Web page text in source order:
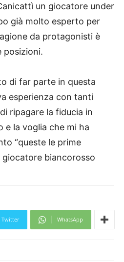
un giocatore under
già molto esperto per
da protagonisti è
posizioni.
di far parte in questa
esperienza con tanti
ripagare la fiducia in
e la voglia che mi ha
“queste le prime
biancorosso
Twitter WhatsApp